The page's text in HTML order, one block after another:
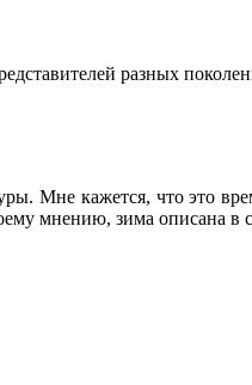
разных
Мне кажется, что это
мнению, зима